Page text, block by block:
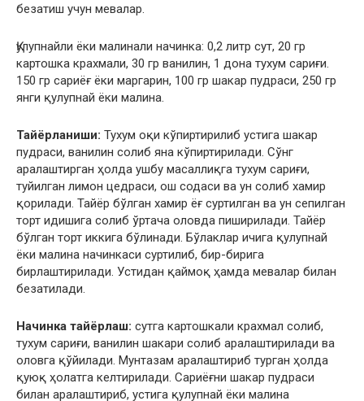
безатиш учун мевалар.
Қулупнайли ёки малинали начинка: 0,2 литр сут, 20 гр
картошка крахмали, 30 гр ванилин, 1 дона тухум сариғи.
150 гр сариёғ ёки маргарин, 100 гр шакар пудраси, 250 гр
янги қулупнай ёки малина.
Тайёрланиши: Тухум оқи кўпиртирилиб устига шакар
пудраси, ванилин солиб яна кўпиртирилади. Сўнг
аралаштирган ҳолда ушбу масаллиқга тухум сариғи,
туйилган лимон цедраси, ош содаси ва ун солиб хамир
қорилади. Тайёр бўлган хамир ёғ суртилган ва ун сепилган
торт идишига солиб ўртача оловда пиширилади. Тайёр
бўлган торт иккига бўлинади. Бўлаклар ичига қулупнай
ёки малина начинкаси суртилиб, бир-бирига
бирлаштирилади. Устидан қаймоқ ҳамда мевалар билан
безатилади.
Начинка тайёрлаш: сутга картошкали крахмал солиб,
тухум сариғи, ванилин шакари солиб аралаштирилади ва
оловга қўйилади. Мунтазам аралаштириб турган ҳолда
қуюқ ҳолатга келтирилади. Сариёғни шакар пудраси
билан аралаштириб, устига қулупнай ёки малина